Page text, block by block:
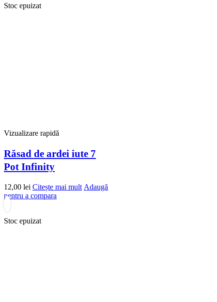
Stoc epuizat
Vizualizare rapidă
Răsad de ardei iute 7
Pot Infinity
12,00 lei Citește mai mult Adaugă
pentru a compara
Stoc epuizat